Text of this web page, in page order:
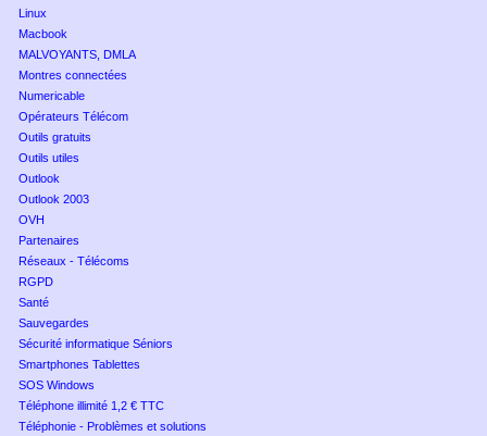
Linux
Macbook
MALVOYANTS, DMLA
Montres connectées
Numericable
Opérateurs Télécom
Outils gratuits
Outils utiles
Outlook
Outlook 2003
OVH
Partenaires
Réseaux - Télécoms
RGPD
Santé
Sauvegardes
Sécurité informatique Séniors
Smartphones Tablettes
SOS Windows
Téléphone illimité 1,2 € TTC
Téléphonie - Problèmes et solutions